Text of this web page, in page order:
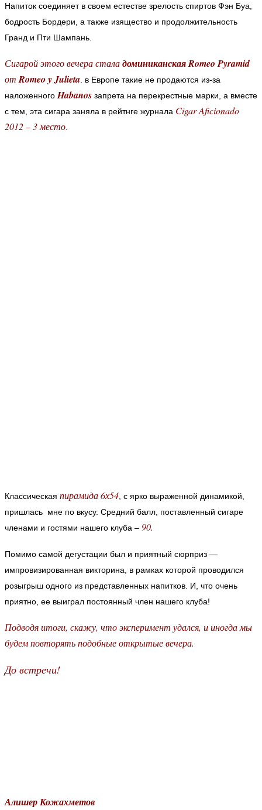
Напиток соединяет в своем естестве зрелость спиртов Фэн Буа,
бодрость Бордери, а также изящество и продолжительность
Гранд и Пти Шампань.
Сигарой этого вечера сталадоминиканскаяRomeo Pyramid
от Romeo y Julieta . в Европе такие не продаются из-за
наложенного Habanos запрета на перекрестные марки, а вместе
с тем, эта сигара заняла в рейтнге журнала Cigar Aficionado
2012 – 3 место
Классическая пирамида 6х54 , с ярко выраженной динамикой,
пришлась мне по вкусу. Средний балл, поставленный сигаре
членами и гостями нашего клуба – 90.
Помимо самой дегустации был и приятный сюрприз —
импровизированная викторина, в рамках которой проводился
розыгрыш одного из представленных напитков. И, что очень
приятно, ее выиграл постоянный член нашего клуба!
Подводя итоги, скажу, что эксперимент удался, и иногда мы
будем повторять подобные открытые вечера.
До встречи!
Алишер Кожахметов